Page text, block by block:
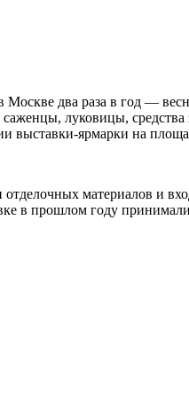
Москве два раза в год —
луковицы,
выставки-ярмарки на
материалов и
в прошлом году